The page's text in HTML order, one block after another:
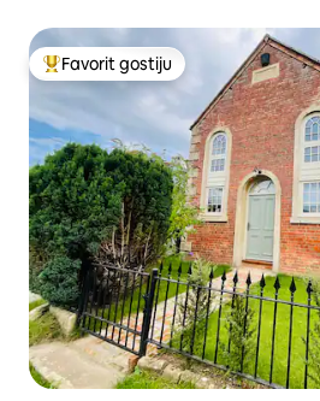
Glavni favorit gostiju
Favorit gostiju